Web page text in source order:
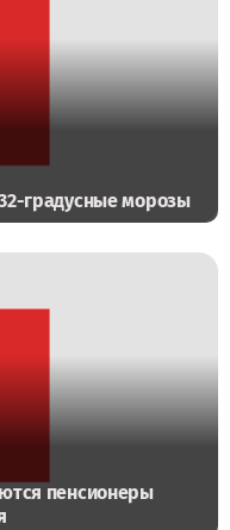
градусные морозы
пенсионеры